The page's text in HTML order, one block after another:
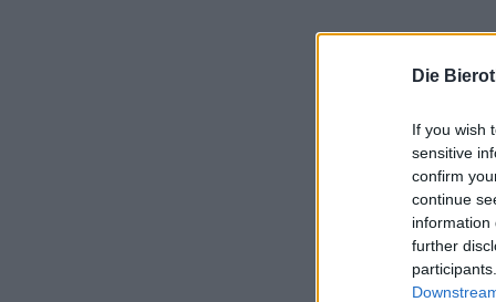
Die
If you wish
sensitive
confirm
continue
information
further